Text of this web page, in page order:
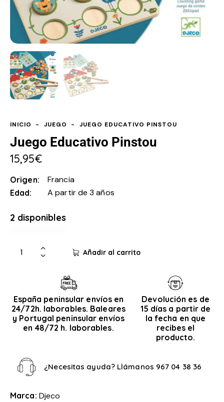
INICIO JUEGO JUEGO EDUCATIVO PINSTOU
Juego Educativo Pinstou
15,95€
Origen Francia
Edad A partir de 3 años
2 disponibles
Añadir al carrito
España peninsular envíos en
24/72h. laborables. Baleares
y Portugal peninsular envíos
en 48/72 h. laborables.
Devolución es de
15 días a partir de
la fecha en que
recibes el
producto.
¿Necesitas ayuda? Llámanos 967 04 38 36
Marca: Djeco